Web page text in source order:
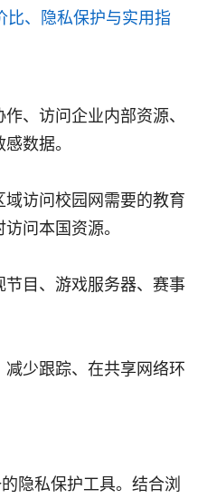
比、隐私保护与实用指
、访问企业内部资源、
数据。
访问校园网需要的教育
问本国资源。
目、游戏服务器、赛事
少跟踪、在共享网络环
隐私保护工具。结合浏